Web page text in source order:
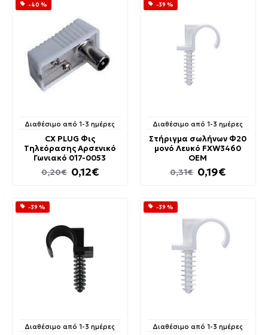
-40 %
Διαθέσιμο από 1-3 ημέρες
CX PLUG Φις
Τηλεόρασης Αρσενικό
Γωνιακό 017-0053
0,12€
0,20€
-39 %
Διαθέσιμο από 1-3 ημέρες
Στήριγμα σωλήνων Φ20
μονό Λευκό FXW3460
OEM
0,19€
0,31€
-39 %
Διαθέσιμο από 1-3 ημέρες
-39 %
Διαθέσιμο από 1-3 ημέρες